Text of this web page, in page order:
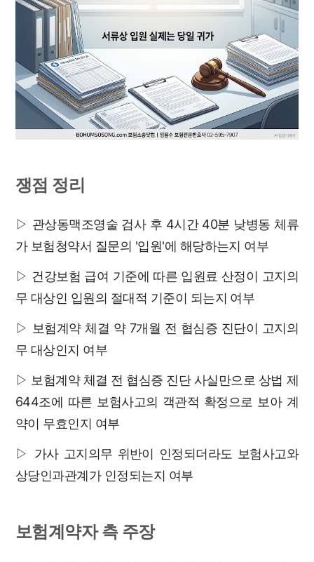
쟁점 정리
▷ 관상동맥조영술 검사 후 4시간 40분 낮병동 체류
가 보험청약서 질문의 '입원'에 해당하는지 여부
▷ 건강보험 급여 기준에 따른 입원료 산정이 고지의
무 대상인 입원의 절대적 기준이 되는지 여부
▷ 보험계약 체결 약 7개월 전 협심증 진단이 고지의
무 대상인지 여부
▷ 보험계약 체결 전 협심증 진단 사실만으로 상법 제
644조에 따른 보험사고의 객관적 확정으로 보아 계
약이 무효인지 여부
▷ 가사 고지의무 위반이 인정되더라도 보험사고와
상당인과관계가 인정되는지 여부
보험계약자 측 주장